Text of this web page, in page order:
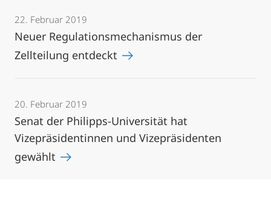
22. Februar 2019
Neuer Regulationsmechanismus der
Zellteilung entdeckt
20. Februar 2019
Senat der Philipps-Universität hat
Vizepräsidentinnen und Vizepräsidenten
gewählt